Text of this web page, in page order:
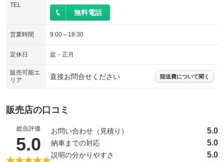
TEL
無料電話
営業時間 9:00～18:30
定休日 盆・正月
販売可能エ
リア
直接お問合せください 陸送費について聞く
販売店の口コミ
総合評価
5.0 （5点満点中）
お問い合わせ（見積り） 5.0
納車までの対応 5.0
説明の分かりやすさ 5.0